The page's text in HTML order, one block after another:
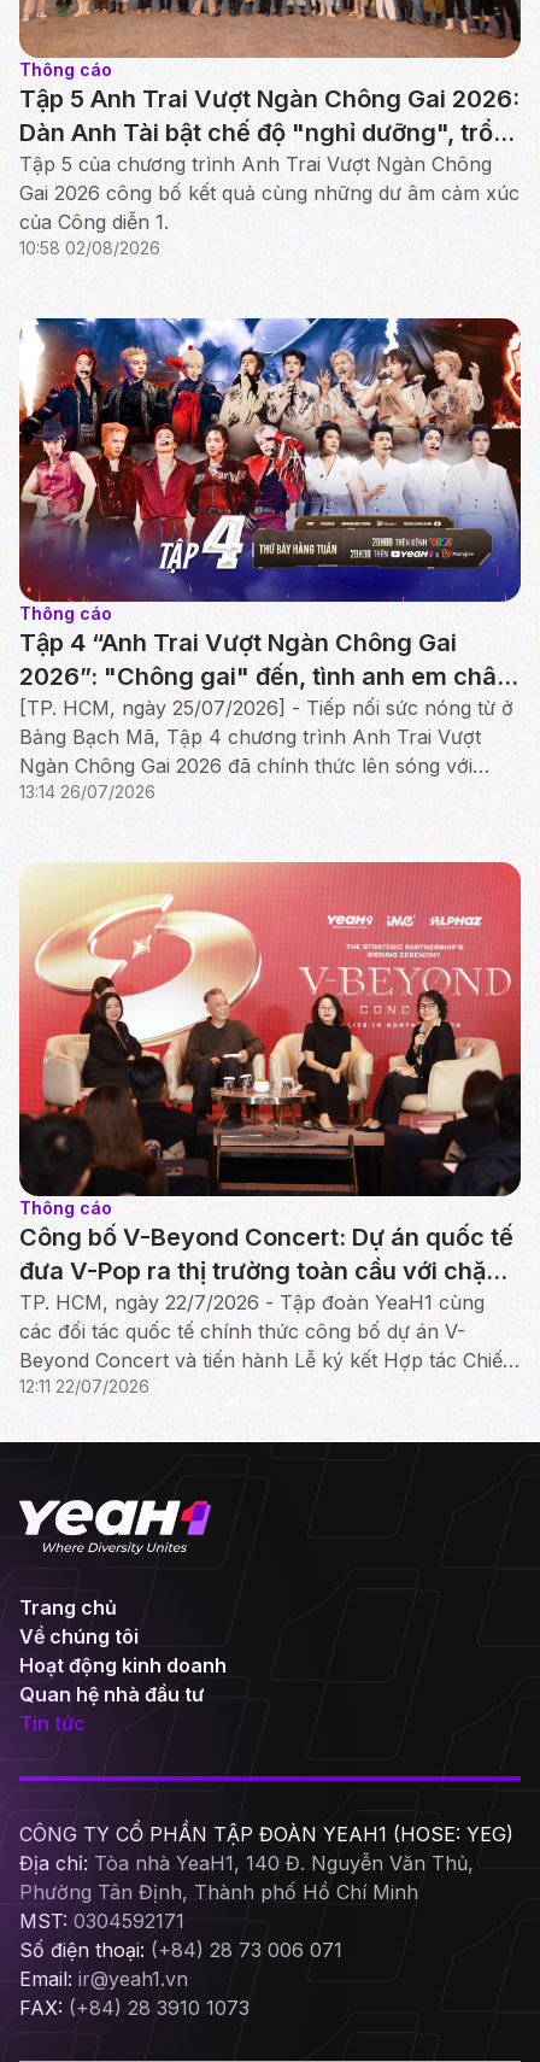
Thông cáo
Tập 5 Anh Trai Vượt Ngàn Chông Gai 2026:
Dàn Anh Tài bật chế độ "nghỉ dưỡng", trổ
tài chăn cừu, nấu ăn tại Ninh Thuận
Tập 5 của chương trình Anh Trai Vượt Ngàn Chông
Gai 2026 công bố kết quả cùng những dư âm cảm xúc
của Công diễn 1.
10:58 02/08/2026
Thông cáo
Tập 4 “Anh Trai Vượt Ngàn Chông Gai
2026”: "Chông gai" đến, tình anh em chân
thành thắp sáng Công diễn đầu tiên
[TP. HCM, ngày 25/07/2026] - Tiếp nối sức nóng từ ở
Bảng Bạch Mã, Tập 4 chương trình Anh Trai Vượt
Ngàn Chông Gai 2026 đã chính thức lên sóng với
cuộc tranh tài nghẹt thở của Bảng Hắc Mã
13:14 26/07/2026
Thông cáo
Công bố V-Beyond Concert: Dự án quốc tế
đưa V-Pop ra thị trường toàn cầu với chặng
đầu tiên tại Bắc Mỹ
TP. HCM, ngày 22/7/2026 - Tập đoàn YeaH1 cùng
các đối tác quốc tế chính thức công bố dự án V-
Beyond Concert và tiến hành Lễ ký kết Hợp tác Chiến
lược giữa YeaH1, iMe Entertainment Group và AlphaZ.
12:11 22/07/2026
Trang chủ
Về chúng tôi
Hoạt động kinh doanh
Quan hệ nhà đầu tư
Tin tức
CÔNG TY CỔ PHẦN TẬP ĐOÀN YEAH1 (HOSE: YEG)
Địa chỉ: Tòa nhà YeaH1, 140 Đ. Nguyễn Văn Thủ,
Phường Tân Định, Thành phố Hồ Chí Minh
MST: 0304592171
Số điện thoại: (+84) 28 73 006 071
Email: ir@yeah1.vn
FAX: (+84) 28 3910 1073